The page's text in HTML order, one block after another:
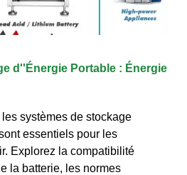
d''Énergie Portable : Énergie
systèmes de stockage
essentiels pour les
Explorez la compatibilité
la batterie, les normes